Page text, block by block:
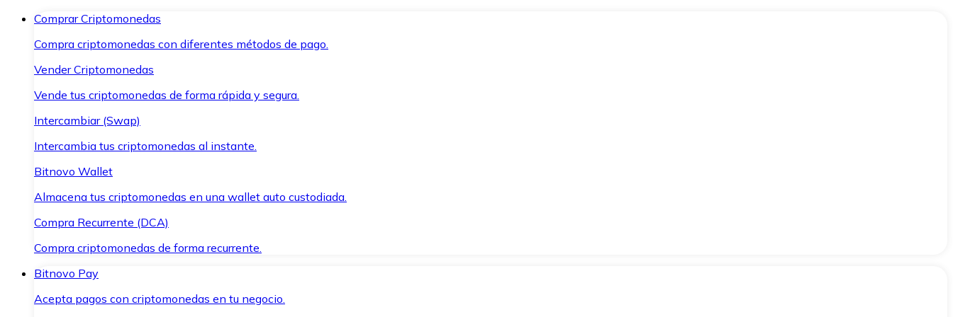
Comprar Criptomonedas
Compra criptomonedas con diferentes métodos de pago.
Vender Criptomonedas
Vende tus criptomonedas de forma rápida y segura.
Intercambiar (Swap)
Intercambia tus criptomonedas al instante.
Bitnovo Wallet
Almacena tus criptomonedas en una wallet auto custodiada.
Compra Recurrente (DCA)
Compra criptomonedas de forma recurrente.
Bitnovo Pay
Acepta pagos con criptomonedas en tu negocio.